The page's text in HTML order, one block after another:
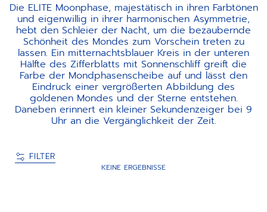
Die ELITE Moonphase, majestätisch in ihren Farbtönen
und eigenwillig in ihrer harmonischen Asymmetrie,
hebt den Schleier der Nacht, um die bezaubernde
Schönheit des Mondes zum Vorschein treten zu
lassen. Ein mitternachtsblauer Kreis in der unteren
Hälfte des Zifferblatts mit Sonnenschliff greift die
Farbe der Mondphasenscheibe auf und lässt den
Eindruck einer vergrößerten Abbildung des
goldenen Mondes und der Sterne entstehen.
Daneben erinnert ein kleiner Sekundenzeiger bei 9
Uhr an die Vergänglichkeit der Zeit.
FILTER
KEINE ERGEBNISSE